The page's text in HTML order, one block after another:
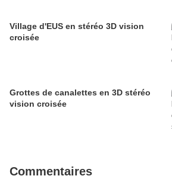
Village d'EUS en stéréo 3D vision
croisée
Grottes de canalettes en 3D stéréo
vision croisée
Commentaires